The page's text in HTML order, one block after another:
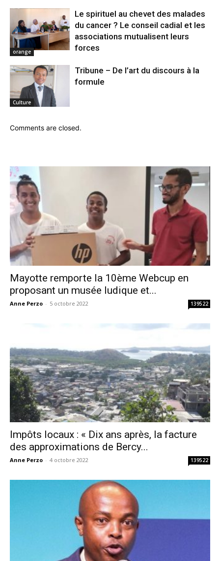
orange
Le spirituel au chevet des malades
du cancer ? Le conseil cadial et les
associations mutualisent leurs
forces
Culture
Tribune – De l’art du discours à la
formule
Comments are closed.
Mayotte remporte la 10ème Webcup en
proposant un musée ludique et...
Anne Perzo - 5 octobre 2022 139522
Impôts locaux : « Dix ans après, la facture
des approximations de Bercy...
Anne Perzo - 4 octobre 2022 139522